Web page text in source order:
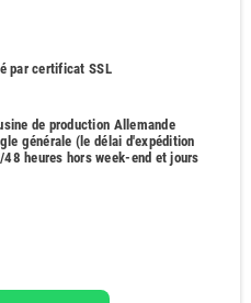
par certificat SSL
de production Allemande
générale (le délai d'expédition
heures hors week-end et jours